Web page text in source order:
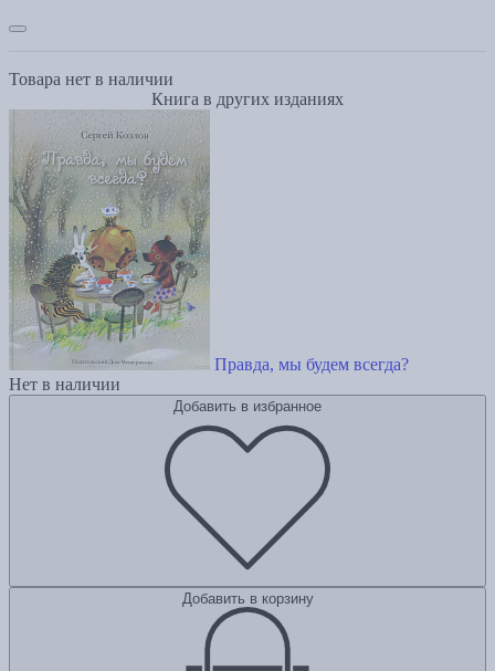
Товара нет в наличии
Книга в других изданиях
Правда, мы будем всегда?
Нет в наличии
Добавить в избранное
Добавить в корзину